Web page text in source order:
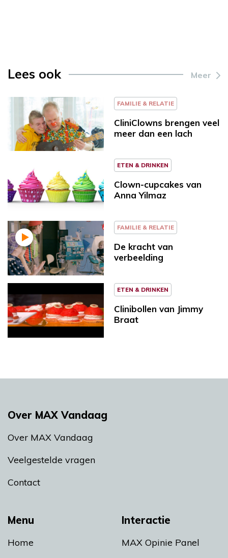
Lees ook Meer
FAMILIE & RELATIE
CliniClowns brengen veel
meer dan een lach
ETEN & DRINKEN
Clown-cupcakes van
Anna Yilmaz
FAMILIE & RELATIE
De kracht van
verbeelding
ETEN & DRINKEN
Clinibollen van Jimmy
Braat
Menu
Home
Interactie
MAX Opinie Panel
Over MAX Vandaag
Over MAX Vandaag
Veelgestelde vragen
Contact